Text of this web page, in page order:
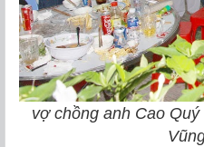
vợ chồng anh Cao